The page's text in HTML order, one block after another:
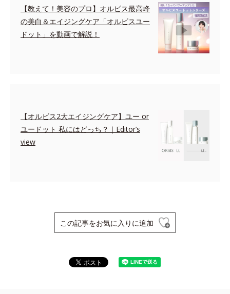
【教えて！美容のプロ】オルビス最高峰
の美白＆エイジングケア「オルビスユー
ドット」を動画で解説！
【オルビス2大エイジングケア】ユー or
ユードット 私にはどっち？｜Editor’s
view
この記事をお気に入りに追加